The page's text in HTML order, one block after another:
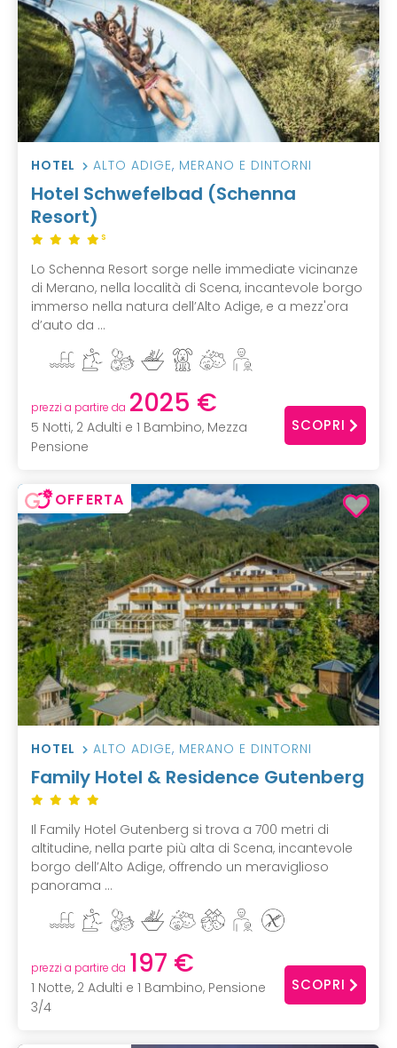
HOTEL ALTO ADIGE, MERANO E DINTORNI
Hotel Schwefelbad (Schenna
Resort)
S
Lo Schenna Resort sorge nelle immediate vicinanze
di Merano, nella località di Scena, incantevole borgo
immerso nella natura dell’Alto Adige, e a mezz'ora
d’auto da ...
prezzi a partire da 2025 €
5 Notti, 2 Adulti e 1 Bambino, Mezza
Pensione
SCOPRI
OFFERTA
HOTEL ALTO ADIGE, MERANO E DINTORNI
Family Hotel & Residence Gutenberg
Il Family Hotel Gutenberg si trova a 700 metri di
altitudine, nella parte più alta di Scena, incantevole
borgo dell’Alto Adige, offrendo un meraviglioso
panorama ...
prezzi a partire da 197 €
1 Notte, 2 Adulti e 1 Bambino, Pensione
3/4
SCOPRI